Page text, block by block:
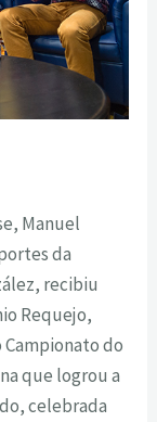
Manuel
da
recibiu
Requejo,
do
que logrou a
celebrada